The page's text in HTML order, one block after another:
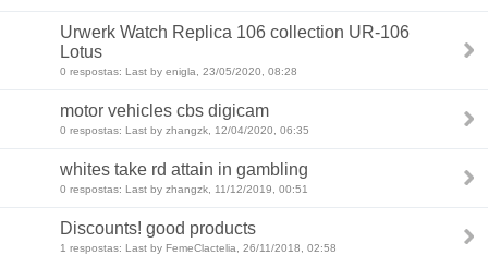
Urwerk Watch Replica 106 collection UR-106
Lotus
0 respostas: Last by enigla, 23/05/2020, 08:28
motor vehicles cbs digicam
0 respostas: Last by zhangzk, 12/04/2020, 06:35
whites take rd attain in gambling
0 respostas: Last by zhangzk, 11/12/2019, 00:51
Discounts! good products
1 respostas: Last by FemeClactelia, 26/11/2018, 02:58